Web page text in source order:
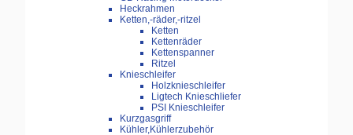
Heckrahmen
Ketten,-räder,-ritzel
Ketten
Kettenräder
Kettenspanner
Ritzel
Knieschleifer
Holzknieschleifer
Ligtech Knieschliefer
PSI Knieschleifer
Kurzgasgriff
Kühler,Kühlerzubehör